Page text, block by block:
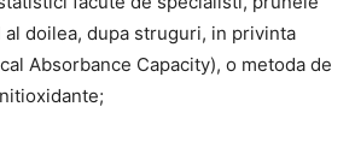
al doilea, dupa struguri, in privinta
Absorbance Capacity), o metoda de